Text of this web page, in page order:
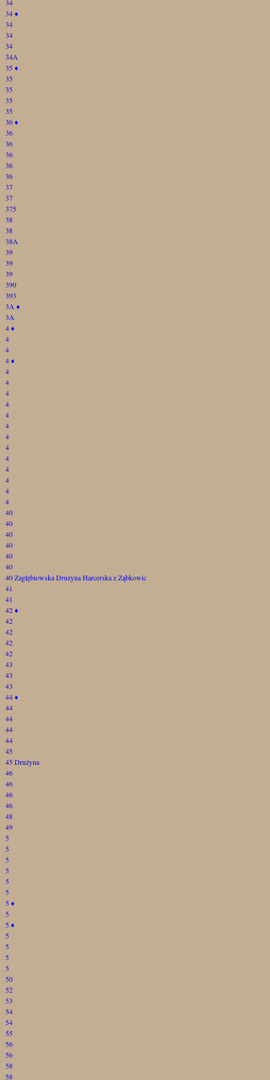
34
34♦
34
34
34
34A
35♦
35
35
35
35
36♦
36
36
36
36
36
37
37
375
38
38
38A
39
39
39
390
393
3A ♦
3A
4♦
4
4
4♦
4
4
4
4
4
4
4
4
4
4
4
4
4
40
40
40
40
40
40
40 Zagłębiowska Drużyna Harcerska z Ząbkowic
41
41
42♦
42
42
42
42
43
43
43
44♦
44
44
44
44
45
45 Drużyna
46
46
46
46
48
49
5
5
5
5
5
5
5♦
5
5♦
5
5
5
5
50
52
53
54
54
55
56
56
58
58